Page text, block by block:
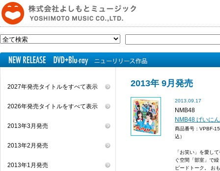
2027年発売タイトルをすべて表示
2026年発売タイトルをすべて表示
2013年3月発売
2013年2月発売
2013年1月発売
2013年 9月発売
2013.09.17
NMB48
NMB48 げいに
商品番号：VPBF-
込）
「お笑い」を愛し
ぐ空間「部室」で
ピードトーク。 お